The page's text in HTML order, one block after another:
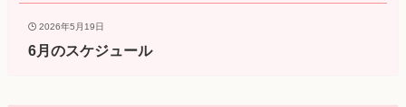
2026年5月19日
6月のスケジュール